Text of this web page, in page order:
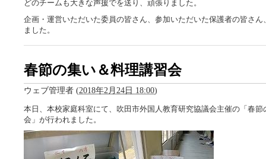
どのチームも大きな声援でを送り、頑張りました。
企画・運営いただいた委員の皆さん、参加いただいた保護者の皆さん
ました。
春節の集い＆料理講習会
ウェブ管理者 (2018年2月24日 18:00)
本日、本校家庭科室にて、吹田市外国人教育研究協議会主催の「春節
会」が行われました。